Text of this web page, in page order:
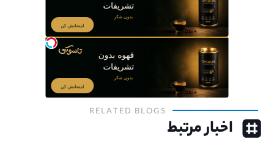
RELATED BLOGS
اخبار مرتبط